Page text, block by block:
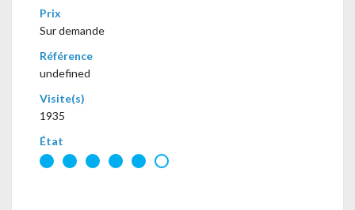
Prix
Sur demande
Référence
undefined
Visite(s)
1935
État